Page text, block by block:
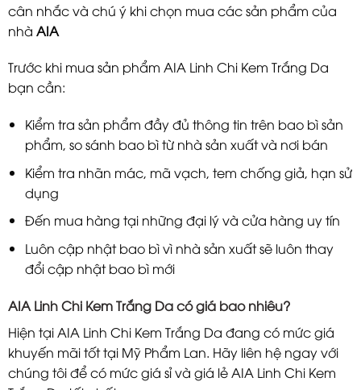
cân nhắc và chú ý khi chọn mua các sản phẩm của
nhà AIA
Trước khi mua sản phẩm AIA Linh Chi Kem Trắng Da
bạn cần:
Kiểm tra sản phẩm đầy đủ thông tin trên bao bì sản
phẩm, so sánh bao bì từ nhà sản xuất và nơi bán
Kiểm tra nhãn mác, mã vạch, tem chống giả, hạn sử
dụng
Đến mua hàng tại những đại lý và cửa hàng uy tín
Luôn cập nhật bao bì vì nhà sản xuất sẽ luôn thay
đổi cập nhật bao bì mới
AIA Linh Chi Kem Trắng Da có giá bao nhiêu?
Hiện tại AIA Linh Chi Kem Trắng Da đang có mức giá
khuyến mãi tốt tại Mỹ Phẩm Lan. Hãy liên hệ ngay với
chúng tôi để có mức giá sỉ và giá lẻ AIA Linh Chi Kem